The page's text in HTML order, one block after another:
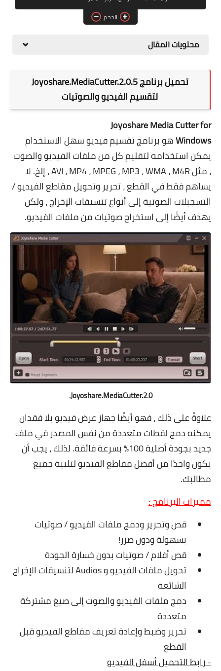
برامج التصميمالحجم
محتويات المقال
تحميل برنامج Joyoshare.MediaCutter.2.0.5
لتقسيم الفيديو والصوتيات
Joyoshare Media Cutter for
Windowsهو برنامج تقسيم فيديو سهل الاستخدام
يمكن استخدامه لتقليم كل من ملفات الفيديو والصوت
، مثل AVI ، MP4 ، MPEG ، MP3 ، WMA ، M4R ، إلخ. لا
يساهم فقط في القطع ، تحرير وتحويل مقاطع الفيديو /
التسجيلات الصوتية إلى أنواع تنسيقات الإخراج ، ولكن
يهدف أيضًا إلى استخراج صوتيات من ملفات الفيديو.
Joyoshare.MediaCutter.2.0.
علاوةً على ذلك ، فهو أيضًا جهاز عرض فيديو بلا فقدان
يمكنه دمج لقطات متعددة من نفس المصدر في ملف
جديد بجودة أصلية 100٪ بسرعة فائقة. لذلك ، يجب أن
يكون واحدًا من أفضل مقاطع الفيديو لتلبية جميع
مطالبك.
مميزات البرنامج :
قص وتحرير ودمج ملفات الفيديو / صوتيات
بسهولة ودون ضرر!
قص أفلام / صوتيات بدون خسارة الجودة
تحويل ملفات الفيديو و Audios لتنسيقات الإخراج
الشائعة
دمج ملفات الفيديو والصوت إلى صيغ مشتركة
متعددة
تحرير وضبط وإعادة تعريف مقاطع الفيديو قبل
القطع
-رابط التحميل أسفل الفيديو